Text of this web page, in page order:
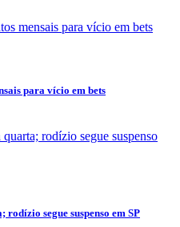
para vício em bets
segue suspenso em SP